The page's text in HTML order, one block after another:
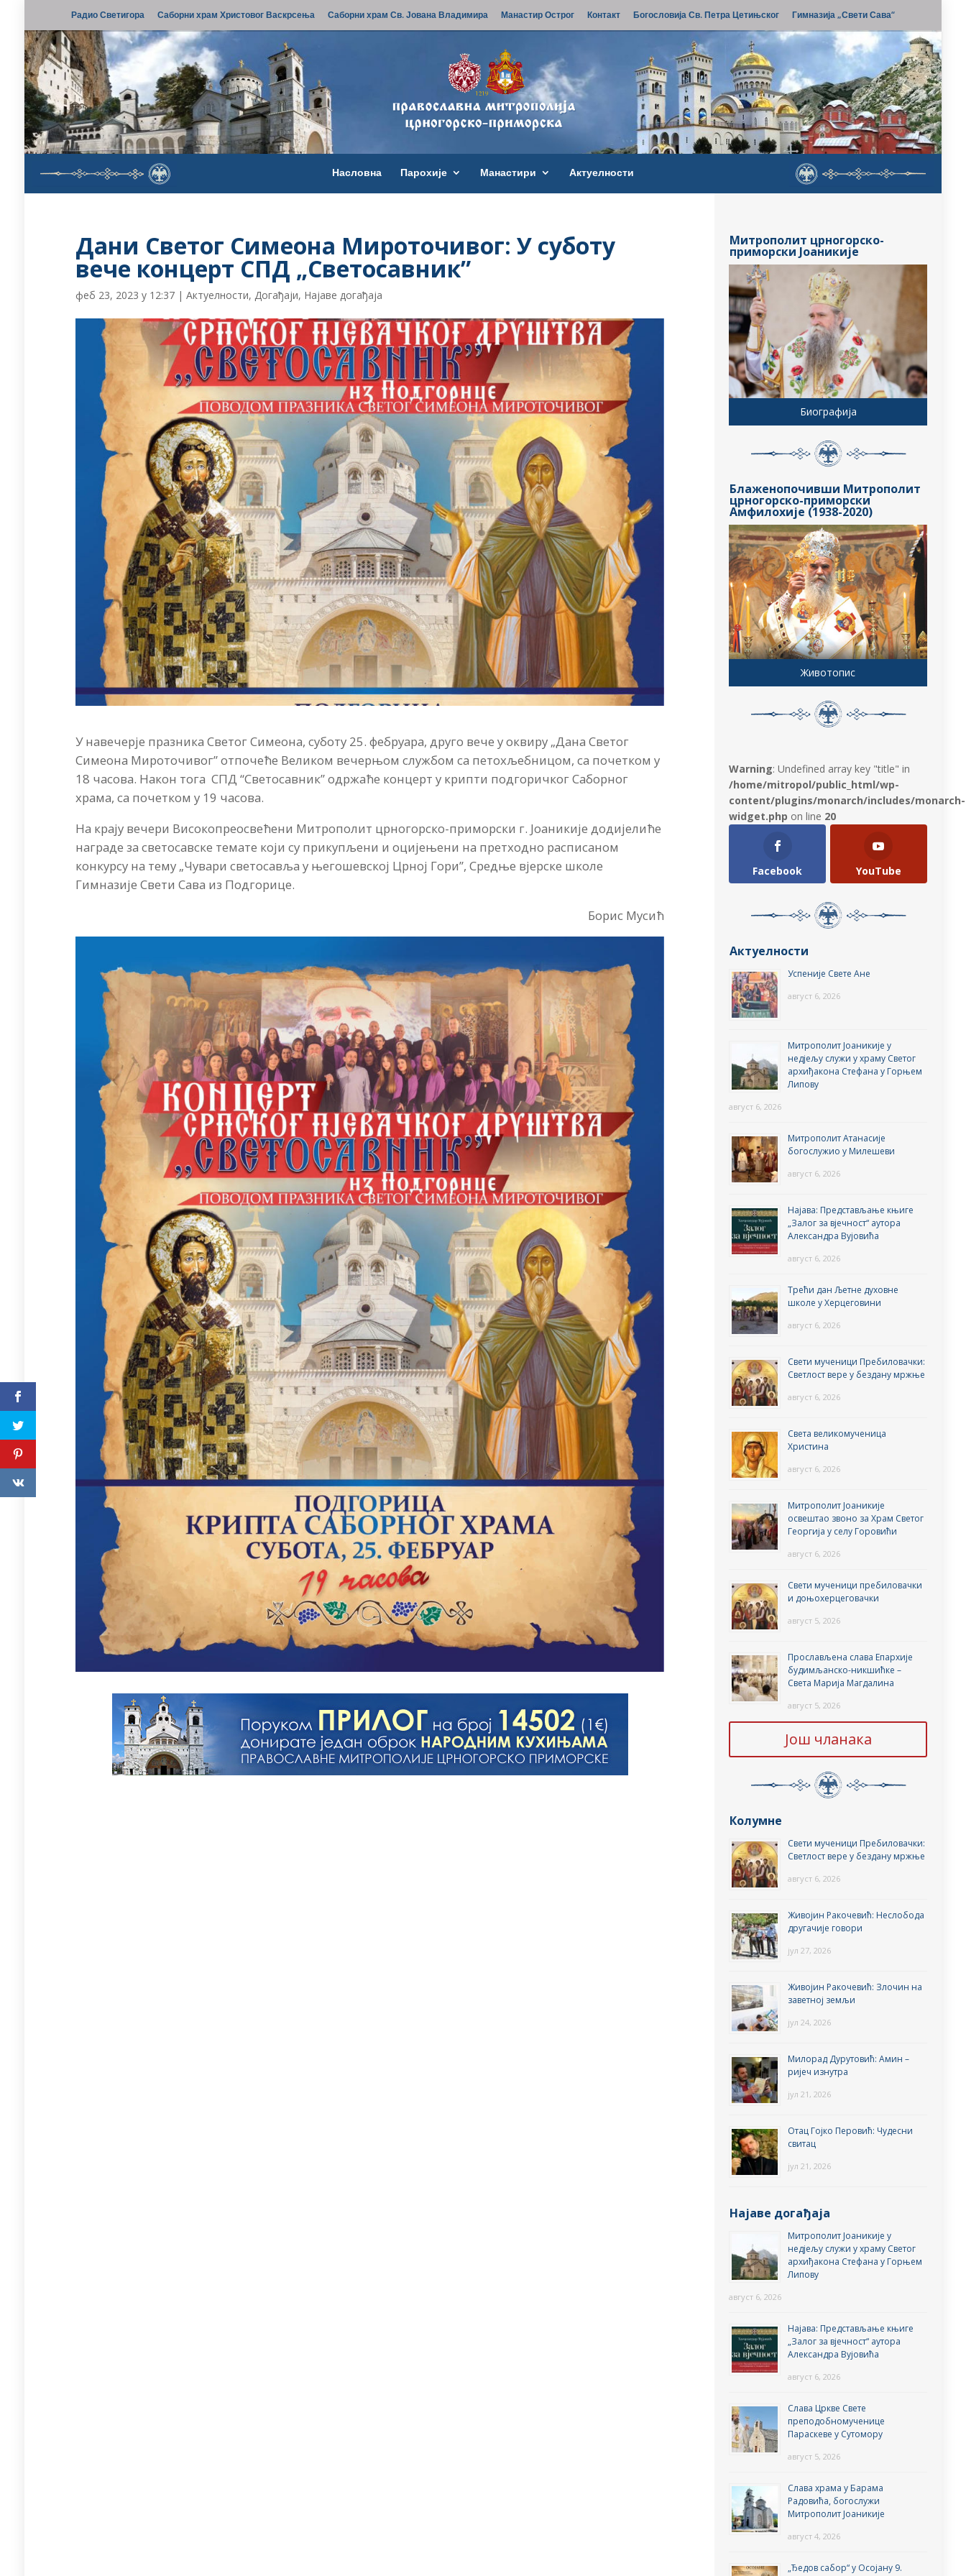
Радио Светигора Саборни храм Христовог Васкрсења Саборни храм Св. Јована Владимира Манастир Острог Контакт Богословија Св. Петра Цетињског Гимназија „Свети Сава“
Насловна Парохије Манастири Актуелности
Дани Светог Симеона Мироточивог: У суботу
вече концерт СПД „Светосавник”
феб 23, 2023 у 12:37 |Актуелности,Догађаји, Најаве догађаја
У навечерје празника Светог Симеона, суботу 25. фебруара, друго вече у оквиру „Дана Светог
Симеона Мироточивог” отпочеће Великом вечерњом службом са петохљебницом, са почетком у
18 часова. Након тога СПД “Светосавник” одржаће концерт у крипти подгоричког Саборног
храма, са почетком у 19 часова.
На крају вечери Високопреосвећени Митрополит црногорско-приморски г. Јоаникије додијелиће
награде за светосавске темате који су прикупљени и оцијењени на претходно расписаном
конкурсу на тему „Чувари светосавља у његошевској Црној Гори”, Средње вјерске школе
Гимназије Свети Сава из Подгорице.
Борис Мусић
Митрополит црногорско-
приморски Јоаникије
Биографија
Блаженопочивши Митрополит
црногорско-приморски
Амфилохије (1938-2020)
Животопис
Warning: Undefined array key "title" in
/home/mitropol/public_html/wp-
content/plugins/monarch/includes/monarch-
widget.php on line 20
Facebook YouTube
Актуелности
Успеније Свете Ане
август 6, 2026
Митрополит Јоаникије у
недјељу служи у храму Светог
архиђакона Стефана у Горњем
Липову
август 6, 2026
Митрополит Атанасије
богослужио у Милешеви
август 6, 2026
Најава: Представљање књиге
„Залог за вјечност“ аутора
Александра Вујовића
август 6, 2026
Трећи дан Љетне духовне
школе у Херцеговини
август 6, 2026
Свети мученици Пребиловачки:
Светлост вере у бездану мржње
август 6, 2026
Света великомученица
Христина
август 6, 2026
Митрополит Јоаникије
освештао звоно за Храм Светог
Георгија у селу Горовићи
август 6, 2026
Свети мученици пребиловачки
и доњохерцеговачки
август 5, 2026
Прослављена слава Епархије
будимљанско-никшићке –
Света Марија Магдалина
август 5, 2026
Још чланака
Колумне
Свети мученици Пребиловачки:
Светлост вере у бездану мржње
август 6, 2026
Живојин Ракочевић: Неслобода
другачије говори
јул 27, 2026
Живојин Ракочевић: Злочин на
заветној земљи
јул 24, 2026
Милорад Дурутовић: Амин –
ријеч изнутра
јул 21, 2026
Отац Гојко Перовић: Чудесни
свитац
јул 21, 2026
Најаве догађаја
Митрополит Јоаникије у
недјељу служи у храму Светог
архиђакона Стефана у Горњем
Липову
август 6, 2026
Најава: Представљање књиге
„Залог за вјечност“ аутора
Александра Вујовића
август 6, 2026
Слава Цркве Свете
преподобномученице
Параскеве у Сутомору
август 5, 2026
Слава храма у Барама
Радовића, богослужи
Митрополит Јоаникије
август 4, 2026
„Ђедов сабор“ у Осојану 9.